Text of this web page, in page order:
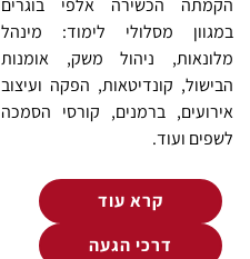
הקמתה הכשירה אלפי בוגרים
במגוון מסלולי לימוד: מינהל
מלונאות, ניהול משק, אומנות
הבישול, קונדיטאות, הפקה ועיצוב
אירועים, ברמנים, קורסי הסמכה
לשפים ועוד.
קרא עוד
דרכי הגעה